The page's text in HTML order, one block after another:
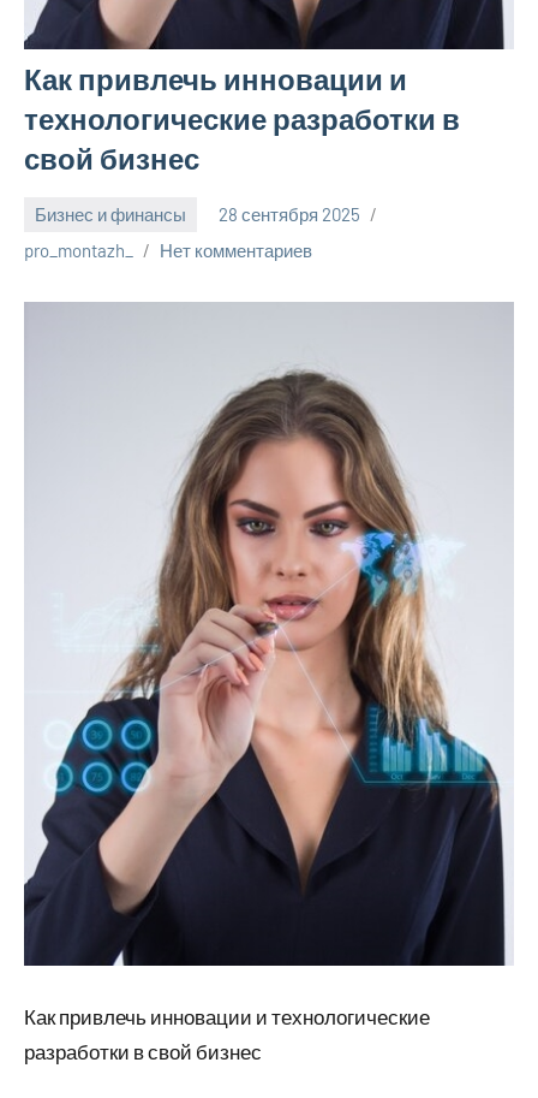
Как привлечь инновации и
технологические разработки в
свой бизнес
Бизнес и финансы
28 сентября 2025
pro_montazh_
Нет комментариев
Как привлечь инновации и технологические
разработки в свой бизнес